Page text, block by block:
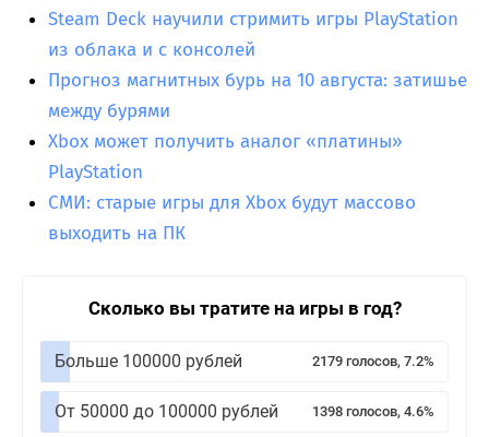
Steam Deck научили стримить игры PlayStation
из облака и с консолей
Прогноз магнитных бурь на 10 августа: затишье
между бурями
Xbox может получить аналог «платины»
PlayStation
СМИ: старые игры для Xbox будут массово
выходить на ПК
Сколько вы тратите на игры в год?
Больше 100000 рублей 2179 голосов, 7.2%
От 50000 до 100000 рублей 1398 голосов, 4.6%